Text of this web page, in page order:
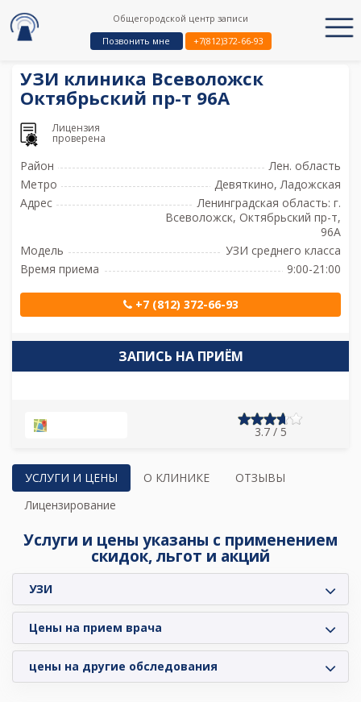
Общегородской центр записи
Позвонить мне
+7(812)372-66-93
УЗИ клиника Всеволожск
Октябрьский пр-т 96А
Лицензия
проверена
Район
Лен. область
Метро
Девяткино, Ладожская
Адрес
Ленинградская область: г.
Всеволожск, Октябрьский пр-т,
96А
Модель
УЗИ среднего класса
Время приема
9:00-21:00
+7 (812) 372-66-93
ЗАПИСЬ НА ПРИЁМ
3.7 / 5
УСЛУГИ И ЦЕНЫ О КЛИНИКЕ
ОТЗЫВЫ
Лицензирование
Услуги и цены указаны с применением
скидок, льгот и акций
УЗИ
Цены на прием врача
цены на другие обследования